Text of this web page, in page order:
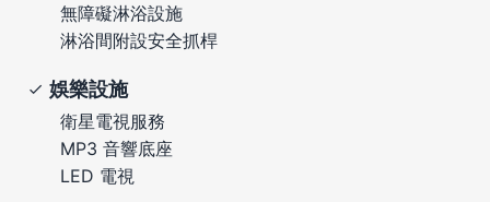
無障礙淋浴設施
淋浴間附設安全抓桿
娛樂設施
衛星電視服務
MP3 音響底座
LED 電視